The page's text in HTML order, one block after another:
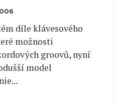
díle klávesového
možnosti
groovů, nyní
model